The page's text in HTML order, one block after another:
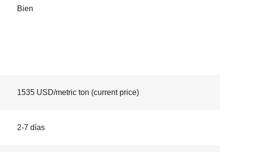
Bien
1535 USD/metric ton (current price)
2-7 días